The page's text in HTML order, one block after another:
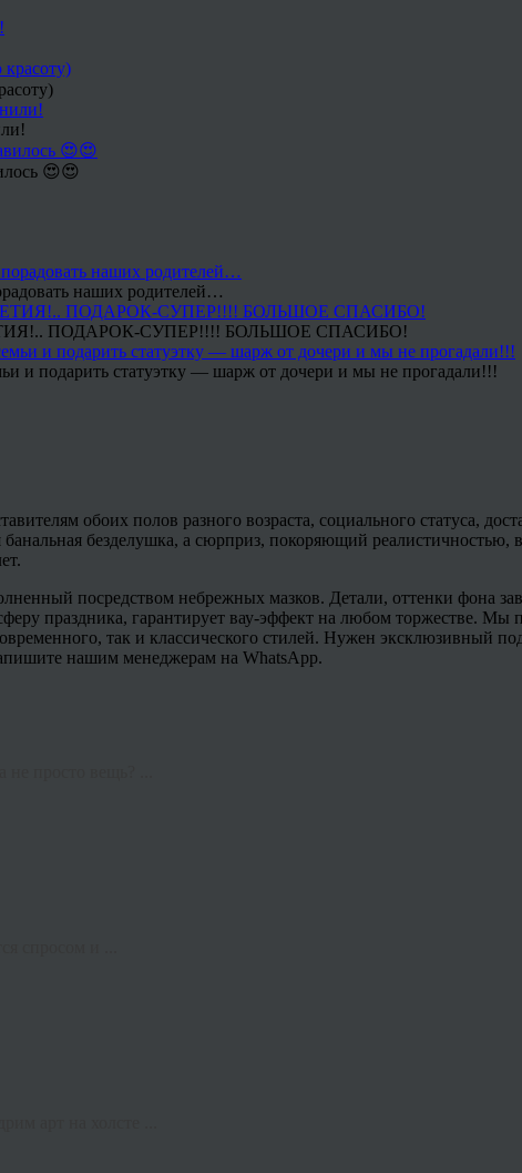
😍😍
наших родителей…
ПОДАРОК-СУПЕР!!!! БОЛЬШОЕ СПАСИБО!
и подарить статуэтку — шарж от дочери и мы не прогадали!!!
обоих полов разного возраста, социального статуса,
безделушка, а сюрприз, покоряющий
посредством небрежных мазков. Детали, оттенки фона
праздника, гарантирует вау-эффект на любом торжестве.
так и классического стилей. Нужен эксклюзивный
нашим менеджерам на WhatsApp.